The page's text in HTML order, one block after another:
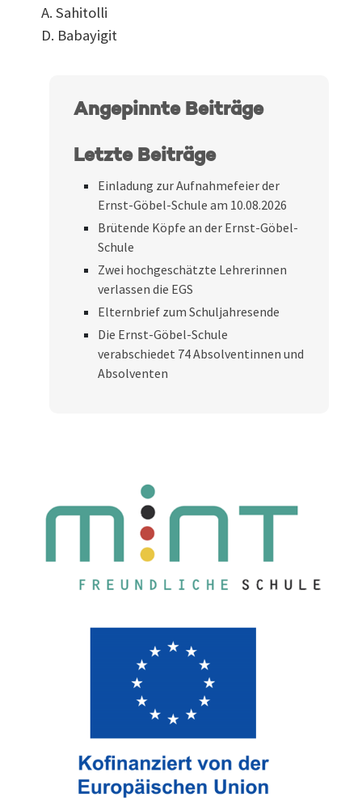
A. Sahitolli
D. Babayigit
Angepinnte Beiträge
Letzte Beiträge
Einladung zur Aufnahmefeier der
Ernst-Göbel-Schule am 10.08.2026
Brütende Köpfe an der Ernst-Göbel-
Schule
Zwei hochgeschätzte Lehrerinnen
verlassen die EGS
Elternbrief zum Schuljahresende
Die Ernst-Göbel-Schule
verabschiedet 74 Absolventinnen und
Absolventen